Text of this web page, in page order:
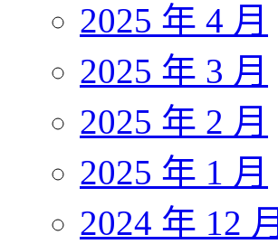
2025 年 4 月
2025 年 3 月
2025 年 2 月
2025 年 1 月
2024 年 12 月